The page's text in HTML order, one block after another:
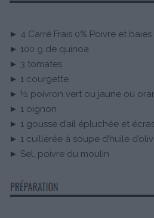
► 4 Carré Frais 0% Poivre et baies
► 100 g de quinoa
► 3 tomates
► 1 courgette
► ½ poivron vert ou jaune ou
► 1 oignon
► 1 gousse d’ail épluchée et
► 1 cuillérée à soupe d’huile
► Sel, poivre du moulin